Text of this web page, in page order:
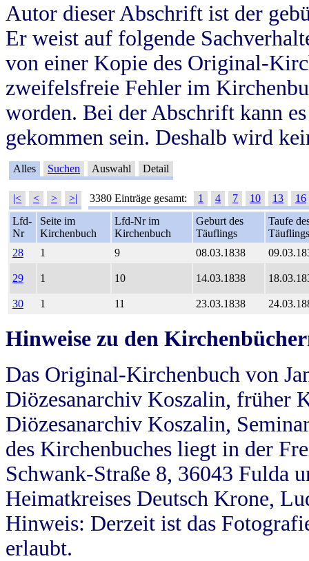
Autor dieser Abschrift ist der
Er weist auf folgende
von einer Kopie des Original-
zweifelsfreie Fehler im
worden. Bei der Abschrift kann
gekommen sein. Deshalb wird
Alles Suchen Auswahl Detail
|< < > >| 3380 Einträge gesamt: 1 4 7 10 13
16
Lfd-
Nr
Seite im
Kirchenbuch
Lfd-Nr im
Kirchenbuch
Geburt des
Täuflings
Taufe
Täuflings
28
1 9 08.03.1838
29 1 10 14.03.1838
30 1 11 23.03.1838
Hinweise zu den
Das Original-Kirchenbuch von
Diözesanarchiv Koszalin, früher
Diözesanarchiv Koszalin,
des Kirchenbuches liegt in der
Schwank-Straße 8, 36043 Fulda
Heimatkreises Deutsch Krone,
Hinweis: Derzeit ist das
erlaubt.